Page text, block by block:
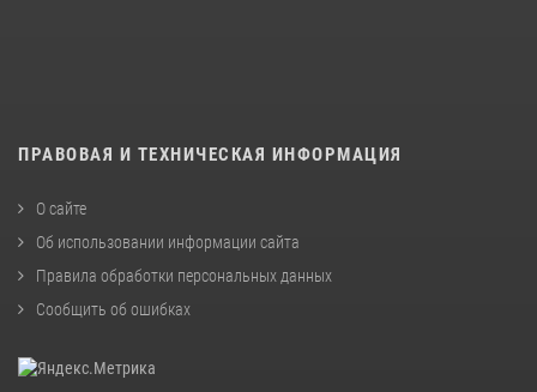
ПРАВОВАЯ И ТЕХНИЧЕСКАЯ ИНФОРМАЦИЯ
О сайте
Об использовании информации сайта
Правила обработки персональных данных
Сообщить об ошибках